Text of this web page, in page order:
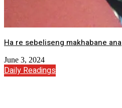
Ha re sebeliseng makhabane ana
June 3, 2024
Daily Readings